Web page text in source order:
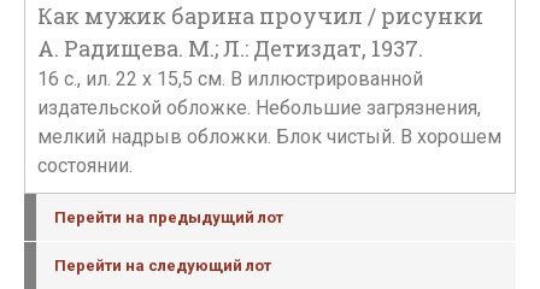
Как мужик барина проучил / рисунки
А. Радищева. М.; Л.: Детиздат, 1937.
16 с., ил. 22 х 15,5 см. В иллюстрированной
издательской обложке. Небольшие загрязнения,
мелкий надрыв обложки. Блок чистый. В хорошем
состоянии.
Перейти на предыдущий лот
Перейти на следующий лот